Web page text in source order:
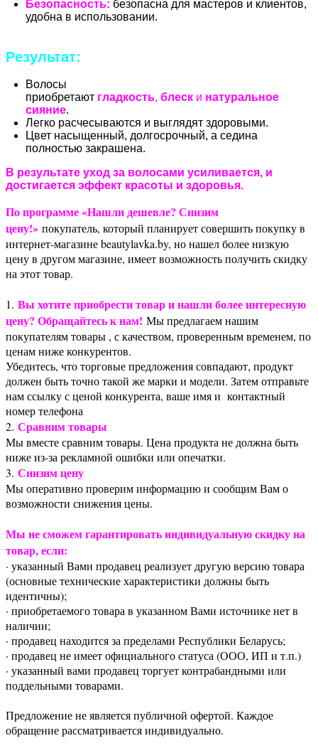
Безопасность: безопасна для мастеров и клиентов,
удобна в использовании.
Результат:
Волосы
приобретают гладкость, блеск и натуральное
сияние.
Легко расчесываются и выглядят здоровыми.
Цвет насыщенный, долгосрочный, а седина
полностью закрашена.
В результате уход за волосами усиливается, и
достигается эффект красоты и здоровья.
По программе «Нашли дешевле? Снизим
цену!» покупатель, который планирует совершить покупку в
интернет-магазине beautylavka.by, но нашел более низкую
цену в другом магазине, имеет возможность получить скидку
на этот товар.
1. Вы хотите приобрести товар и нашли более интересную
цену? Обращайтесь к нам! Мы предлагаем нашим
покупателям товары , с качеством, проверенным временем, по
ценам ниже конкурентов.
Убедитесь, что торговые предложения совпадают, продукт
должен быть точно такой же марки и модели. Затем отправьте
нам ссылку с ценой конкурента, ваше имя и контактный
номер телефона
2. Сравним товары
Мы вместе сравним товары. Цена продукта не должна быть
ниже из-за рекламной ошибки или опечатки.
3. Снизим цену
Мы оперативно проверим информацию и сообщим Вам о
возможности снижения цены.
Мы не сможем гарантировать индивидуальную скидку на
товар, если:
· указанный Вами продавец реализует другую версию товара
(основные технические характеристики должны быть
идентичны);
· приобретаемого товара в указанном Вами источнике нет в
наличии;
· продавец находится за пределами Республики Беларусь;
· продавец не имеет официального статуса (ООО, ИП и т.п.)
· указанный вами продавец торгует контрабандными или
поддельными товарами.
Предложение не является публичной офертой. Каждое
обращение рассматривается индивидуально.